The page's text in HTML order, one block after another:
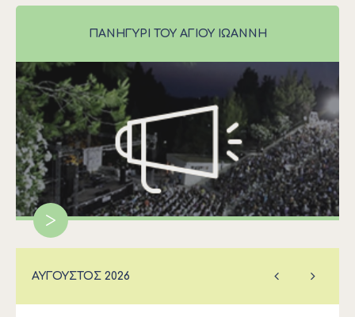
ΠΑΝΗΓΎΡΙ ΤΟΥ ΑΓΊΟΥ ΙΩΆΝΝΗ
>
ΑΎΓΟΥΣΤΟΣ 2026